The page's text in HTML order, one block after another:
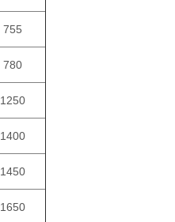
755
780
1250
1400
1450
1650